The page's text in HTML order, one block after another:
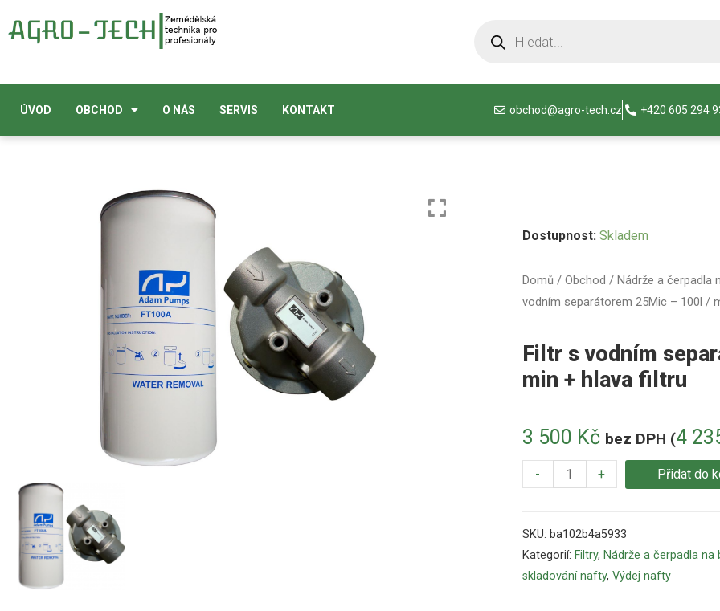
ÚVOD OBCHOD O NÁS SERVIS KONTAKT obchod@agro-tech.cz +420 605 294
Domů / Obchod / Nádrže a čerpadla
vodním separátorem 25Mic – 100l /
Filtr s vodním
min + hlava filtru
3 500 Kč bez DPH (4
Dostupnost: Skladem
- + Přidat do
SKU: ba102b4a5933
Kategorií: Filtry, Nádrže a čerpadla na
skladování nafty, Výdej nafty